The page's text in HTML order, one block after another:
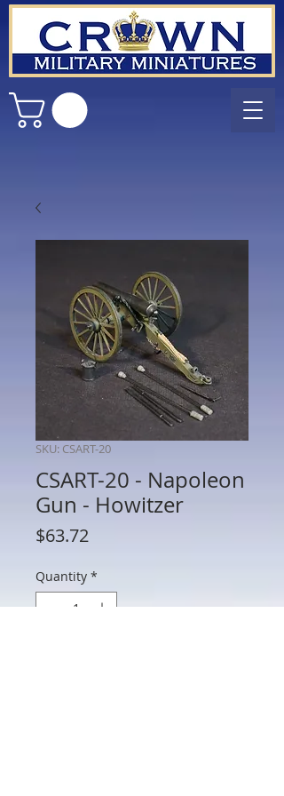
SKU: CSART-20
CSART-20 - Napoleon
Gun - Howitzer
$63.72Price
Quantity *